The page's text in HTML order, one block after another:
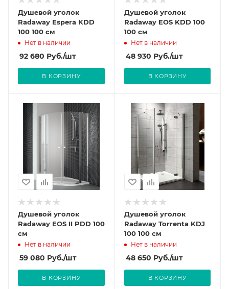
Душевой уголок
Radaway Espera KDD
100 100 см
Нет в наличии
92 680 Руб./шт
В КОРЗИНУ
Душевой уголок
Radaway EOS KDD 100
100 см
Нет в наличии
48 930 Руб./шт
В КОРЗИНУ
Душевой уголок
Radaway EOS II PDD 100
см
Нет в наличии
59 080 Руб./шт
В КОРЗИНУ
Душевой уголок
Radaway Torrenta KDJ
100 100 см
Нет в наличии
48 650 Руб./шт
В КОРЗИНУ